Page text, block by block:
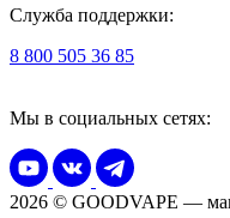
Служба поддержки:
8 800 505 36 85
Мы в социальных сетях:
2026 © GOODVAPE —